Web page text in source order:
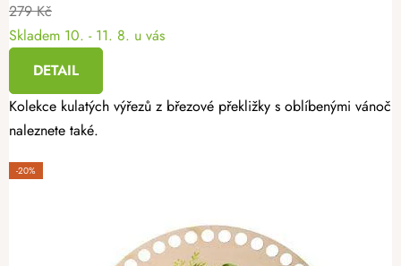
279 Kč
Skladem 10. - 11. 8. u vás
DETAIL
Kolekce kulatých výřezů z březové překližky s oblíbenými
naleznete také.
-20%